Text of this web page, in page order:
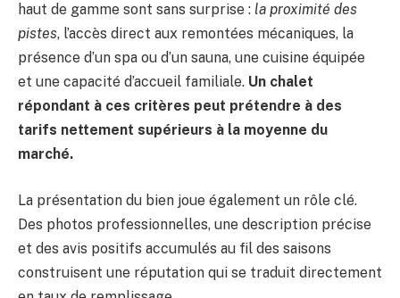
haut de gamme sont sans surprise : la proximité des
pistes, l’accès direct aux remontées mécaniques, la
présence d’un spa ou d’un sauna, une cuisine équipée
et une capacité d’accueil familiale. Un chalet
répondant à ces critères peut prétendre à des
tarifs nettement supérieurs à la moyenne du
marché.
La présentation du bien joue également un rôle clé.
Des photos professionnelles, une description précise
et des avis positifs accumulés au fil des saisons
construisent une réputation qui se traduit directement